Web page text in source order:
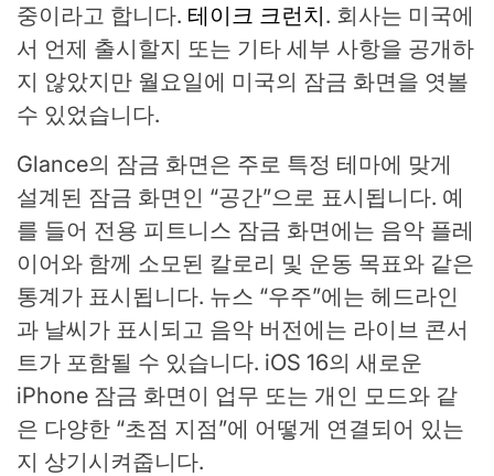
중이라고 합니다. 테이크 크런치. 회사는 미국에
서 언제 출시할지 또는 기타 세부 사항을 공개하
지 않았지만 월요일에 미국의 잠금 화면을 엿볼
수 있었습니다.
Glance의 잠금 화면은 주로 특정 테마에 맞게
설계된 잠금 화면인 “공간”으로 표시됩니다. 예
를 들어 전용 피트니스 잠금 화면에는 음악 플레
이어와 함께 소모된 칼로리 및 운동 목표와 같은
통계가 표시됩니다. 뉴스 “우주”에는 헤드라인
과 날씨가 표시되고 음악 버전에는 라이브 콘서
트가 포함될 수 있습니다. iOS 16의 새로운
iPhone 잠금 화면이 업무 또는 개인 모드와 같
은 다양한 “초점 지점”에 어떻게 연결되어 있는
지 상기시켜줍니다.